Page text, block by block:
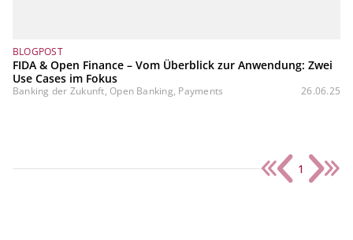
BLOGPOST
FIDA & Open Finance – Vom Überblick zur Anwendung: Zwei
Use Cases im Fokus
Banking der Zukunft, Open Banking, Payments 26.06.25
1